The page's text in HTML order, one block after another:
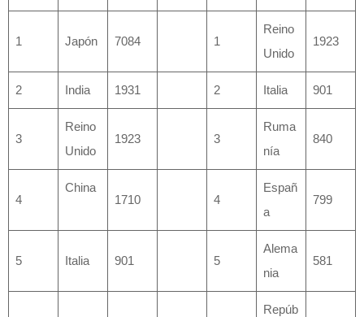
1 Japón 7084 1
Reino
Unido
1923
2 India 1931 2 Italia 901
3
Reino
Unido
1923 3
Ruma
nía
840
4
China
1710
4
Españ
a
799
5 Italia 901 5
Alema
nia
581
Repúb